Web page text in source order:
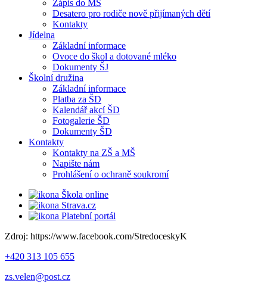
Zápis do MŠ
Desatero pro rodiče nově přijímaných dětí
Kontakty
Jídelna
Základní informace
Ovoce do škol a dotované mléko
Dokumenty ŠJ
Školní družina
Základní informace
Platba za ŠD
Kalendář akcí ŠD
Fotogalerie ŠD
Dokumenty ŠD
Kontakty
Kontakty na ZŠ a MŠ
Napište nám
Prohlášení o ochraně soukromí
Škola online
Strava.cz
Platební portál
Zdroj: https://www.facebook.com/StredoceskyK
+420 313 105 655
zs.velen@post.cz